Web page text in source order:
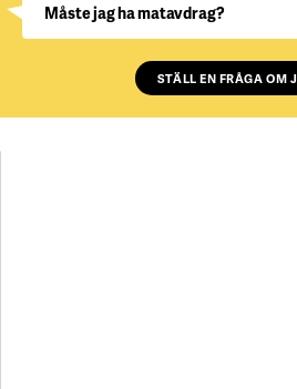
Måste jag ha matavdrag?
STÄLL EN FRÅGA OM